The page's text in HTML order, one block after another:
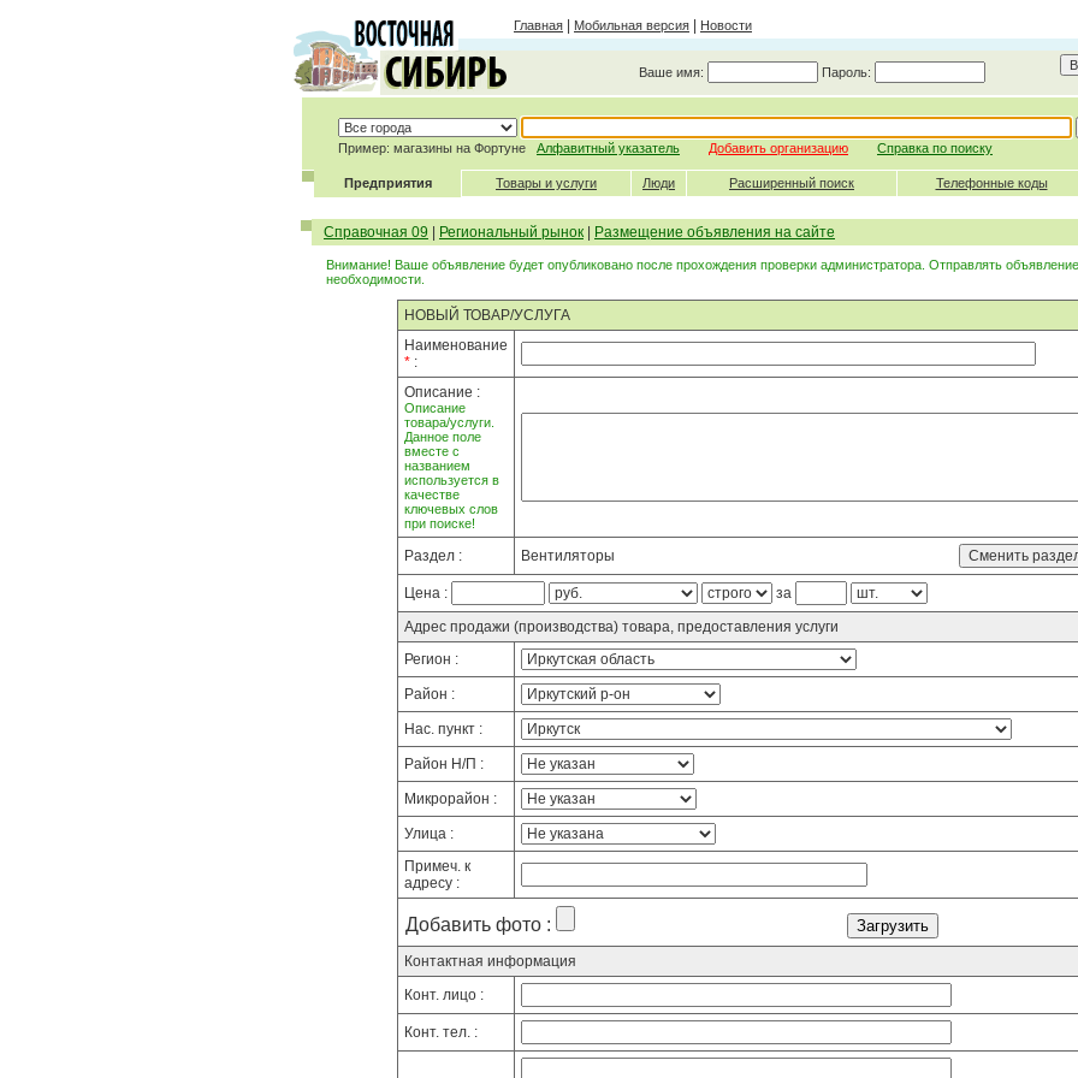
Главная Мобильная версия Новости
Ваше имя: Пароль:
Пример: магазины на Фортуне Алфавитный указатель Добавить организацию Справка по поиску
Предприятия Товары и услуги Люди Расширенный поиск Телефонные коды
Справочная 09 Региональный рынок Размещение объявления на сайте
Внимание! Ваше объявление будет опубликовано после прохождения проверки администратора. Отправлять
необходимости.
НОВЫЙ ТОВАР/УСЛУГА
Наименование
* :
Описание :
Описание
товара/услуги.
Данное поле
вместе с
названием
используется в
качестве
ключевых слов
при поиске!
Раздел : Вентиляторы
Цена :
за
Адрес продажи (производства) товара, предоставления услуги
Регион :
Район :
Нас. пункт :
Район Н/П :
Микрорайон :
Улица :
Примеч. к
адресу :
Добавить фото :
Контактная информация
Конт. лицо :
Конт. тел. :